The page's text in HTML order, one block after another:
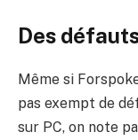
Des
Même si
pas exempt de
sur PC, on note